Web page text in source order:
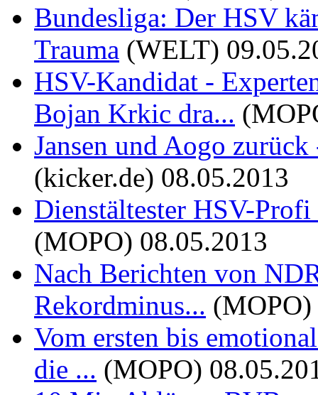
Bundesliga: Der HSV
Trauma (WELT)
HSV-Kandidat -
Bojan Krkic dra...
Jansen und Aogo
(kicker.de) 08.05.2013
Dienstältester HSV-
(MOPO) 08.05.2013
Nach Berichten von
Rekordminus... (MOPO)
Vom ersten bis
die ... (MOPO)